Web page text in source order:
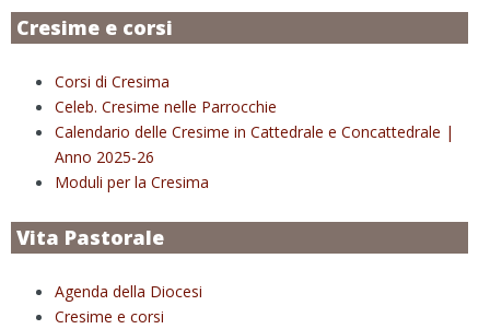
Cresime e corsi
Corsi di Cresima
Celeb. Cresime nelle Parrocchie
Calendario delle Cresime in Cattedrale e Concattedrale |
Anno 2025-26
Moduli per la Cresima
Vita Pastorale
Agenda della Diocesi
Cresime e corsi